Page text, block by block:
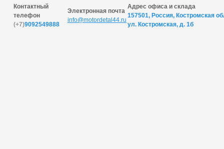
Контактный
телефон
(+7)9092549888
Электронная почта
info@motordetal44.ru
Адрес офиса и склада
157501, Россия, Костромская
ул. Костромская, д. 1б